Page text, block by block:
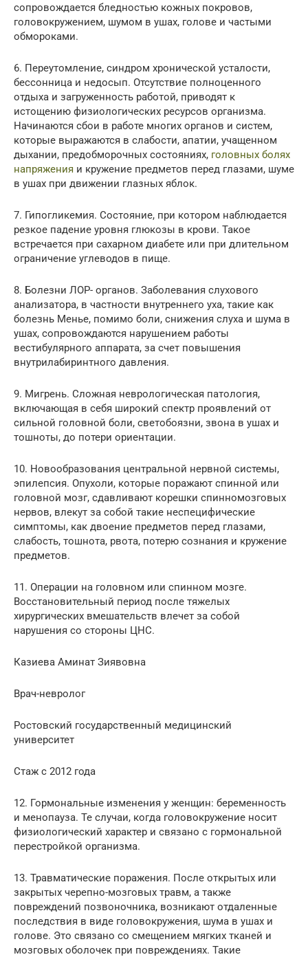
сопровождается бледностью кожных покровов,
головокружением, шумом в ушах, голове и частыми
обмороками.
6. Переутомление, синдром хронической усталости,
бессонница и недосып. Отсутствие полноценного
отдыха и загруженность работой, приводят к
истощению физиологических ресурсов организма.
Начинаются сбои в работе многих органов и систем,
которые выражаются в слабости, апатии, учащенном
дыхании, предобморочных состояниях, головных болях
напряжения и кружение предметов перед глазами, шуме
в ушах при движении глазных яблок.
7. Гипогликемия. Состояние, при котором наблюдается
резкое падение уровня глюкозы в крови. Такое
встречается при сахарном диабете или при длительном
ограничение углеводов в пище.
8. Болезни ЛОР- органов. Заболевания слухового
анализатора, в частности внутреннего уха, такие как
болезнь Менье, помимо боли, снижения слуха и шума в
ушах, сопровождаются нарушением работы
вестибулярного аппарата, за счет повышения
внутрилабиринтного давления.
9. Мигрень. Сложная неврологическая патология,
включающая в себя широкий спектр проявлений от
сильной головной боли, светобоязни, звона в ушах и
тошноты, до потери ориентации.
10. Новообразования центральной нервной системы,
эпилепсия. Опухоли, которые поражают спинной или
головной мозг, сдавливают корешки спинномозговых
нервов, влекут за собой такие неспецифические
симптомы, как двоение предметов перед глазами,
слабость, тошнота, рвота, потерю сознания и кружение
предметов.
11. Операции на головном или спинном мозге.
Восстановительный период после тяжелых
хирургических вмешательств влечет за собой
нарушения со стороны ЦНС.
Казиева Аминат Зиявовна
Врач-невролог
Ростовский государственный медицинский
университет
Стаж с 2012 года
12. Гормональные изменения у женщин: беременность
и менопауза. Те случаи, когда головокружение носит
физиологический характер и связано с гормональной
перестройкой организма.
13. Травматические поражения. После открытых или
закрытых черепно-мозговых травм, а также
повреждений позвоночника, возникают отдаленные
последствия в виде головокружения, шума в ушах и
голове. Это связано со смещением мягких тканей и
мозговых оболочек при повреждениях. Такие